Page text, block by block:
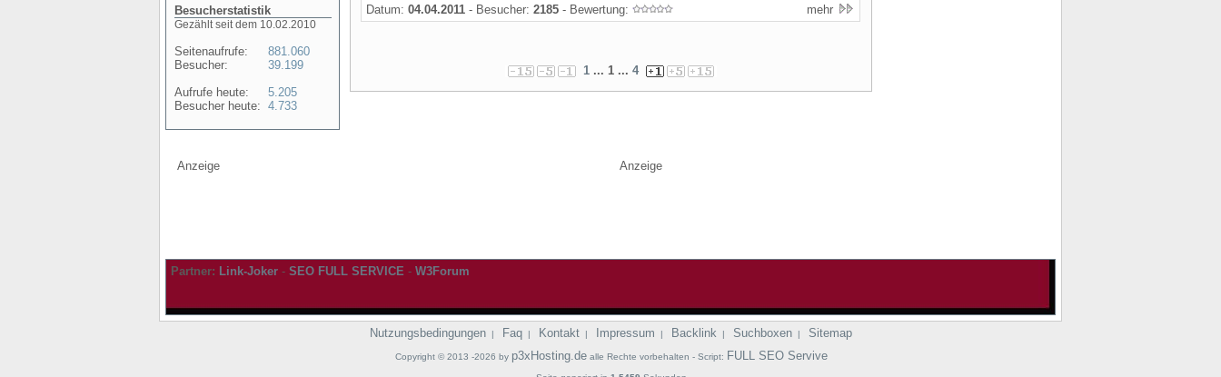
Besucherstatistik
Gezählt seit dem 10.02.2010
Seitenaufrufe:
Besucher:
Aufrufe heute:
Besucher heute:
881.060
39.199
5.205
4.733
Datum: 04.04.2011 - Besucher: 2185 - Bewertung: mehr
1... 1 ... 4
Anzeige Anzeige
Partner: Link-Joker - SEO FULL SERVICE - W3Forum
Nutzungsbedingungen | Faq | Kontakt | Impressum | Backlink | Suchboxen | Sitemap
Copyright © 2013 -2026 by p3xHosting.dealle Rechte vorbehalten - Script: FULL SEO Servive